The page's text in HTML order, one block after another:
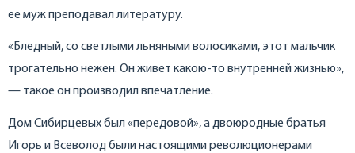
ее муж преподавал литературу.
«Бледный, со светлыми льняными волосиками, этот мальчик
трогательно нежен. Он живет какою-то внутренней жизнью»,
— такое он производил впечатление.
Дом Сибирцевых был «передовой», а двоюродные братья
Игорь и Всеволод были настоящими революционерами